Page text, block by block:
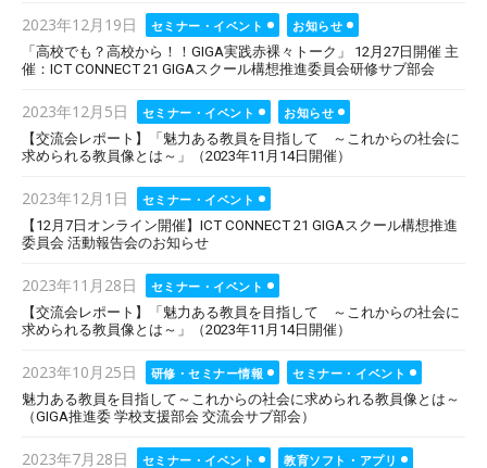
Posted
on
2023年12月19日 セミナー・イベント
お知らせ
「高校でも？高校から！！GIGA実践赤裸々トーク」 12月27日開催 主
催：ICT CONNECT 21 GIGAスクール構想推進委員会研修サブ部会
Posted
on
2023年12月5日 セミナー・イベント
お知らせ
【交流会レポート】「魅力ある教員を目指して ～これからの社会に
求められる教員像とは～」（2023年11月14日開催）
Posted
on
2023年12月1日
セミナー・イベント
【12月7日オンライン開催】ICT CONNECT 21 GIGAスクール構想推進
委員会 活動報告会のお知らせ
Posted
on
2023年11月28日
セミナー・イベント
【交流会レポート】「魅力ある教員を目指して ～これからの社会に
求められる教員像とは～」（2023年11月14日開催）
Posted
on
2023年10月25日 研修・セミナー情報
セミナー・イベント
魅力ある教員を目指して～これからの社会に求められる教員像とは～
（GIGA推進委 学校支援部会 交流会サブ部会）
Posted
2023年7月28日 セミナー・イベント
教育ソフト・アプリ